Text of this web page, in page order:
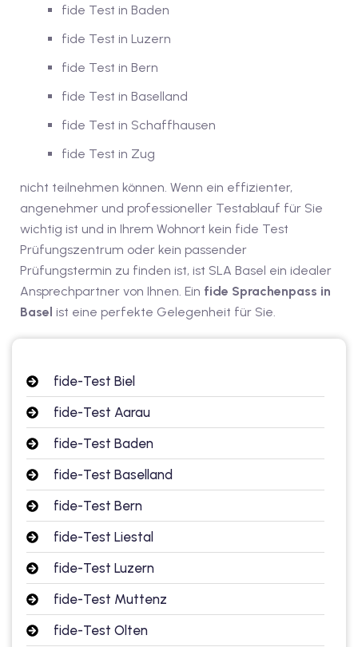
Deutschkurse mit
mit Gutschein
mit Gutschein
A2
Deutschkurse mit
Deutschkurse mit
mit Gutschein
mit Gutschein
mit
B1
Deutschkurse mit
Deutschkurse mit
fide Test in Baden
fide Test in Luzern
fide Test in Bern
fide Test in Baselland
fide Test in Schaffhausen
fide Test in Zug
nicht teilnehmen können. Wenn ein effizienter,
angenehmer und professioneller Testablauf für Sie
wichtig ist und in Ihrem Wohnort kein fide Test
Prüfungszentrum oder kein passender
Prüfungstermin zu finden ist, ist SLA Basel ein idealer
Ansprechpartner von Ihnen. Ein fide Sprachenpass in
Basel ist eine perfekte Gelegenheit für Sie.
fide-Test Biel
fide-Test Aarau
fide-Test Baden
fide-Test Baselland
fide-Test Bern
fide-Test Liestal
fide-Test Luzern
fide-Test Muttenz
fide-Test Olten